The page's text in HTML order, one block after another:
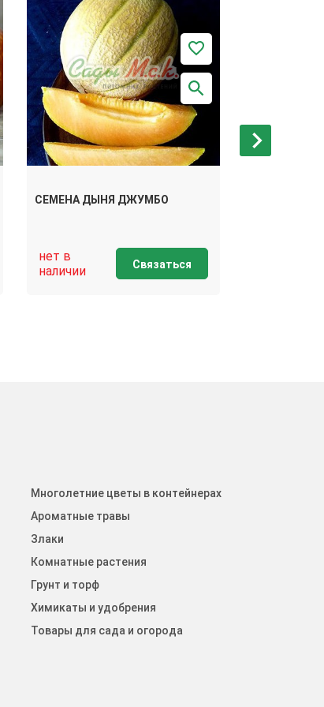
СЕМЕНА ДЫНЯ ДЖУМБО
нет в
наличии
Связаться
Многолетние цветы в контейнерах
Ароматные травы
Злаки
Комнатные растения
Грунт и торф
Химикаты и удобрения
Товары для сада и огорода